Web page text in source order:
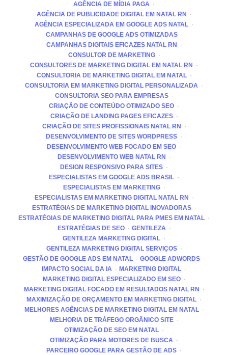
AGÊNCIA DE MÍDIA PAGA
AGÊNCIA DE PUBLICIDADE DIGITAL EM NATAL RN
AGÊNCIA ESPECIALIZADA EM GOOGLE ADS NATAL
CAMPANHAS DE GOOGLE ADS OTIMIZADAS
CAMPANHAS DIGITAIS EFICAZES NATAL RN
CONSULTOR DE MARKETING
CONSULTORES DE MARKETING DIGITAL EM NATAL RN
CONSULTORIA DE MARKETING DIGITAL EM NATAL
CONSULTORIA EM MARKETING DIGITAL PERSONALIZADA
CONSULTORIA SEO PARA EMPRESAS
CRIAÇÃO DE CONTEÚDO OTIMIZADO SEO
CRIAÇÃO DE LANDING PAGES EFICAZES
CRIAÇÃO DE SITES PROFISSIONAIS NATAL RN
DESENVOLVIMENTO DE SITES WORDPRESS
DESENVOLVIMENTO WEB FOCADO EM SEO
DESENVOLVIMENTO WEB NATAL RN
DESIGN RESPONSIVO PARA SITES
ESPECIALISTAS EM GOOGLE ADS BRASIL
ESPECIALISTAS EM MARKETING
ESPECIALISTAS EM MARKETING DIGITAL NATAL RN
ESTRATÉGIAS DE MARKETING DIGITAL INOVADORAS
ESTRATÉGIAS DE MARKETING DIGITAL PARA PMES EM NATAL
ESTRATÉGIAS DE SEO
GENTILEZA
GENTILEZA MARKETING DIGITAL
GENTILEZA MARKETING DIGITAL SERVIÇOS
GESTÃO DE GOOGLE ADS EM NATAL
GOOGLE ADWORDS
IMPACTO SOCIAL DA IA
MARKETING DIGITAL
MARKETING DIGITAL ESPECIALIZADO EM SEO
MARKETING DIGITAL FOCADO EM RESULTADOS NATAL RN
MAXIMIZAÇÃO DE ORÇAMENTO EM MARKETING DIGITAL
MELHORES AGÊNCIAS DE MARKETING DIGITAL EM NATAL
MELHORIA DE TRÁFEGO ORGÂNICO SITE
OTIMIZAÇÃO DE SEO EM NATAL
OTIMIZAÇÃO PARA MOTORES DE BUSCA
PARCEIRO GOOGLE PARA GESTÃO DE ADS